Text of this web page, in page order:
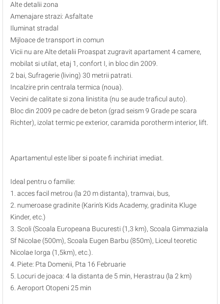
Alte detalii zona
Amenajare strazi: Asfaltate
Iluminat stradal
Mijloace de transport in comun
Vicii nu are Alte detalii Proaspat zugravit apartament 4 camere,
mobilat si utilat, etaj 1, confort I, in bloc din 2009.
2 bai, Sufragerie (living) 30 metrii patrati.
Incalzire prin centrala termica (noua).
Vecini de calitate si zona linistita (nu se aude traficul auto).
Bloc din 2009 pe cadre de beton (grad seism 9 Grade pe scara
Richter), izolat termic pe exterior, caramida porotherm interior, lift.
Apartamentul este liber si poate fi inchiriat imediat.
Ideal pentru o familie:
1. acces facil metrou (la 20 m distanta), tramvai, bus,
2. numeroase gradinite (Karin's Kids Academy, gradinita Kluge
Kinder, etc.)
3. Scoli (Scoala Europeana Bucuresti (1,3 km), Scoala Gimmaziala
Sf Nicolae (500m), Scoala Eugen Barbu (850m), Liceul teoretic
Nicolae Iorga (1,5km), etc.).
4. Piete: Pta Domenii, Pta 16 Februarie
5. Locuri de joaca: 4 la distanta de 5 min, Herastrau (la 2 km)
6. Aeroport Otopeni 25 min